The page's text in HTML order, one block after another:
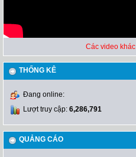
Các video khác
THỐNG KÊ
Đang online:
Lượt truy cập: 6,286,791
QUẢNG CÁO